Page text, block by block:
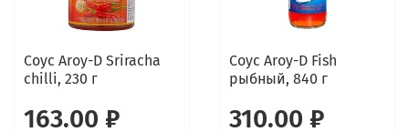
Соус Aroy-D Sriracha
chilli, 230 г
163.00 ₽
Соус Aroy-D Fish
рыбный, 840 г
310.00 ₽